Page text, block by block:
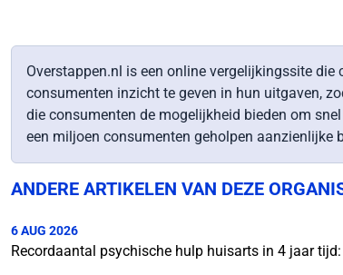
Overstappen.nl is een online vergelijkingssite
consumenten inzicht te geven in hun uitgaven,
die consumenten de mogelijkheid bieden om
een miljoen consumenten geholpen aanzienlijke
ANDERE ARTIKELEN VAN DEZE
6 AUG 2026
Recordaantal psychische hulp huisarts in 4 jaar